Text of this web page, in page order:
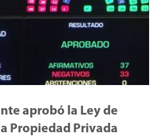
aprobó la Ley de
Propiedad Privada